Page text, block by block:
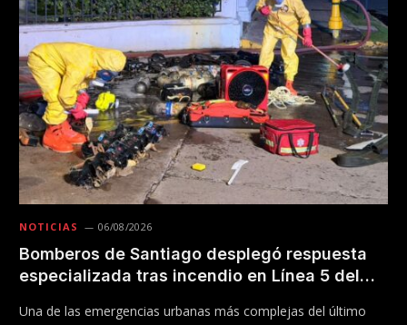
NOTICIAS 06/08/2026
Bomberos de Santiago desplegó respuesta
especializada tras incendio en Línea 5 del
Una de las emergencias urbanas más complejas del último